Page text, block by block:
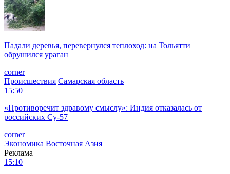
Падали деревья, перевернулся теплоход: на Тольятти
обрушился ураган
corner
Происшествия Самарская область
15:50
«Противоречит здравому смыслу»: Индия отказалась от
российских Су-57
corner
Экономика Восточная Азия
Реклама
15:10